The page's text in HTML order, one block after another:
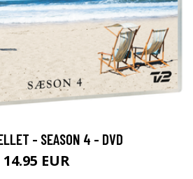
- SEASON 4 - DVD
14.95 EUR